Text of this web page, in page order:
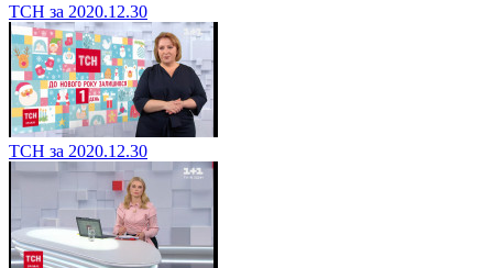
ТСН за 2020.12.30
ТСН за 2020.12.30